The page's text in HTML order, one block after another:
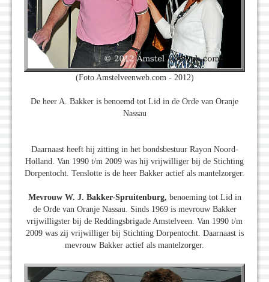
(Foto Amstelveenweb.com - 2012)
De heer A. Bakker is benoemd tot Lid in de Orde van Oranje
Nassau
Daarnaast heeft hij zitting in het bondsbestuur Rayon Noord-
Holland. Van 1990 t/m 2009 was hij vrijwilliger bij de Stichting
Dorpentocht. Tenslotte is de heer Bakker actief als mantelzorger.
Mevrouw W. J. Bakker-Spruitenburg, benoeming tot Lid in
de Orde van Oranje Nassau. Sinds 1969 is mevrouw Bakker
vrijwilligster bij de Reddingsbrigade Amstelveen. Van 1990 t/m
2009 was zij vrijwilliger bij Stichting Dorpentocht. Daarnaast is
mevrouw Bakker actief als mantelzorger.